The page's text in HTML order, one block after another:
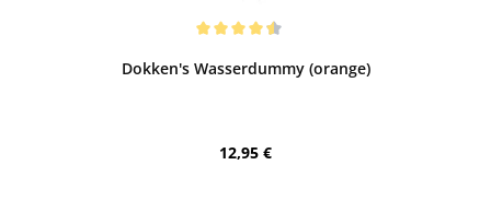
Dokken's Wasserdummy (orange)
Regulärer Preis:
12,95 €